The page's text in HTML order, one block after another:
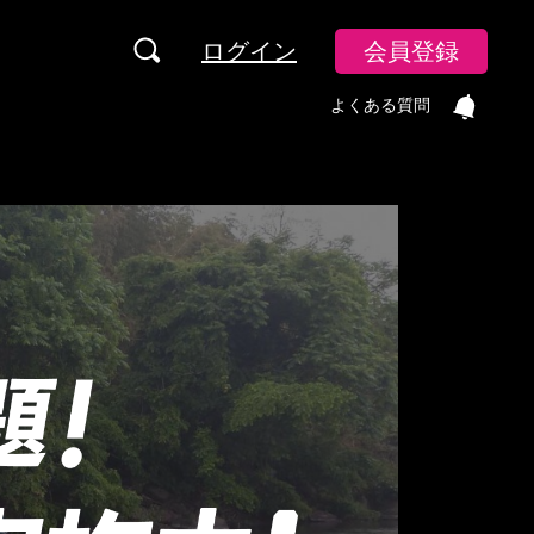
ログイン 会員登録
よくある質問